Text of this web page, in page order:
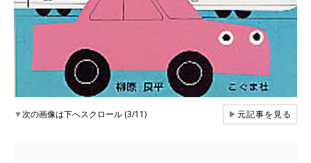
▼次の画像は下へスクロール (3/11) ▶元記事を見る